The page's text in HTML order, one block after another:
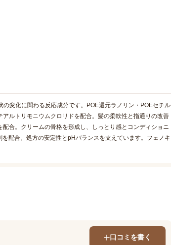
変化に関わる反応成分です。POE還元ラノリン・POEセチル
ルトリモニウムクロリドを配合。髪の柔軟性と指通りの改善
合。クリームの骨格を形成し、しっとり感とコンディショニ
配合。処方の安定性とpHバランスを支えています。フェノキ
口コミを書く